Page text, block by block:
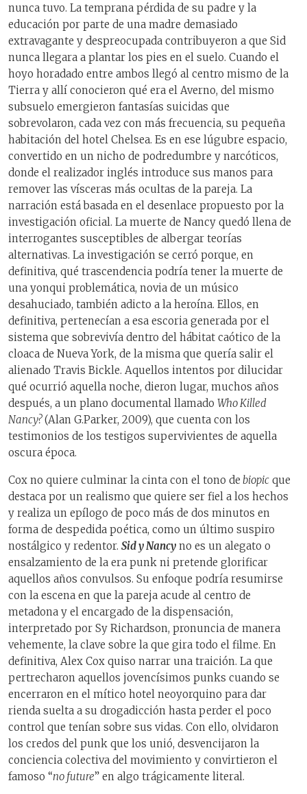
nunca tuvo. La temprana pérdida de su padre y la
educación por parte de una madre demasiado
extravagante y despreocupada contribuyeron a que Sid
nunca llegara a plantar los pies en el suelo. Cuando el
hoyo horadado entre ambos llegó al centro mismo de la
Tierra y allí conocieron qué era el Averno, del mismo
subsuelo emergieron fantasías suicidas que
sobrevolaron, cada vez con más frecuencia, su pequeña
habitación del hotel Chelsea. Es en ese lúgubre espacio,
convertido en un nicho de podredumbre y narcóticos,
donde el realizador inglés introduce sus manos para
remover las vísceras más ocultas de la pareja. La
narración está basada en el desenlace propuesto por la
investigación oficial. La muerte de Nancy quedó llena de
interrogantes susceptibles de albergar teorías
alternativas. La investigación se cerró porque, en
definitiva, qué trascendencia podría tener la muerte de
una yonqui problemática, novia de un músico
desahuciado, también adicto a la heroína. Ellos, en
definitiva, pertenecían a esa escoria generada por el
sistema que sobrevivía dentro del hábitat caótico de la
cloaca de Nueva York, de la misma que quería salir el
alienado Travis Bickle. Aquellos intentos por dilucidar
qué ocurrió aquella noche, dieron lugar, muchos años
después, a un plano documental llamado Who Killed
Nancy?(Alan G.Parker, 2009), que cuenta con los
testimonios de los testigos supervivientes de aquella
oscura época.
Cox no quiere culminar la cinta con el tono de biopic que
destaca por un realismo que quiere ser fiel a los hechos
y realiza un epílogo de poco más de dos minutos en
forma de despedida poética, como un último suspiro
nostálgico y redentor. Sid y Nancy no es un alegato o
ensalzamiento de la era punk ni pretende glorificar
aquellos años convulsos. Su enfoque podría resumirse
con la escena en que la pareja acude al centro de
metadona y el encargado de la dispensación,
interpretado por Sy Richardson, pronuncia de manera
vehemente, la clave sobre la que gira todo el filme. En
definitiva, Alex Cox quiso narrar una traición. La que
pertrecharon aquellos jovencísimos punks cuando se
encerraron en el mítico hotel neoyorquino para dar
rienda suelta a su drogadicción hasta perder el poco
control que tenían sobre sus vidas. Con ello, olvidaron
los credos del punk que los unió, desvencijaron la
conciencia colectiva del movimiento y convirtieron el
famoso “no future” en algo trágicamente literal.